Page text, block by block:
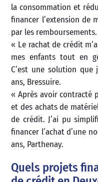
la consommation et
financer l’extension de
par les
« Le rachat de crédit
mes enfants tout en
C’est une solution que
ans, Bressuire.
« Après avoir contracté
et des achats de
de crédit. J’ai pu
financer l’achat d’une
ans, Parthenay.
Quels projets